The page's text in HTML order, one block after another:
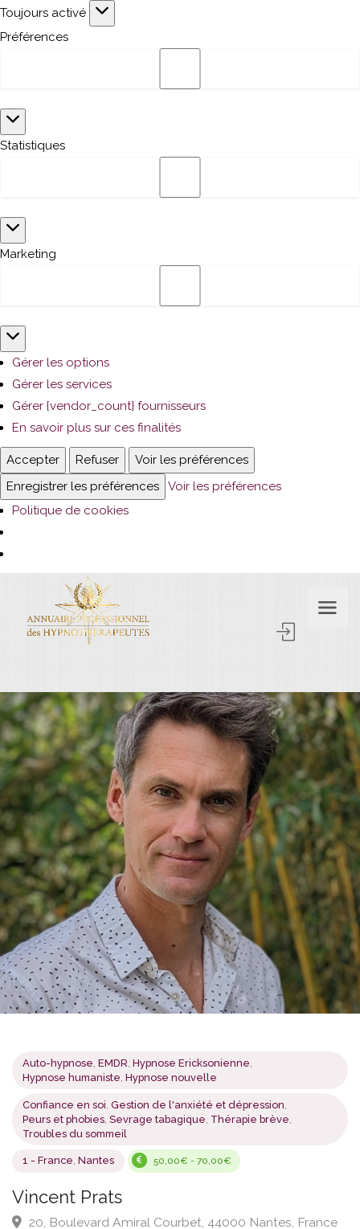
Fonctionnel
Toujours activé
Préférences
Préférences
Statistiques
Statistiques
Marketing
Marketing
Gérer les options
Gérer les services
Gérer {vendor_count} fournisseurs
En savoir plus sur ces finalités
Accepter Refuser
Voir les préférences
Enregistrer les préférences
Voir les préférences
Politique de cookies